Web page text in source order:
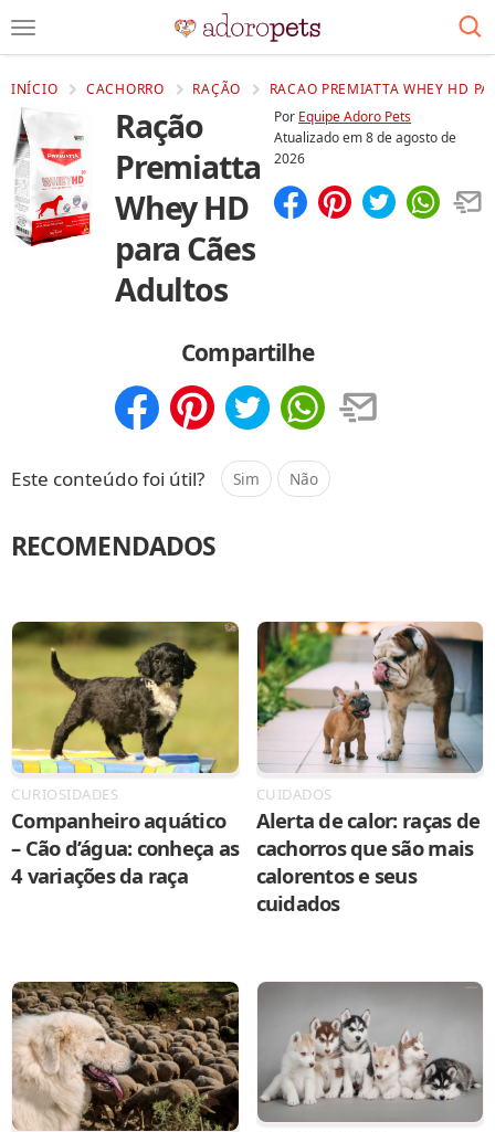
INÍCIO CACHORRO RAÇÃO RACAO PREMIATTA WHEY HD
Ração
Premiatta
Whey HD
para Cães
Adultos
Por Equipe Adoro Pets
Atualizado em8 de agosto de
2026
Compartilhe
Este conteúdo foi útil? Sim Não
RECOMENDADOS
CURIOSIDADES
Companheiro aquático
– Cão d’água: conheça as
4 variações da raça
CUIDADOS
Alerta de calor: raças de
cachorros que são mais
calorentos e seus
cuidados